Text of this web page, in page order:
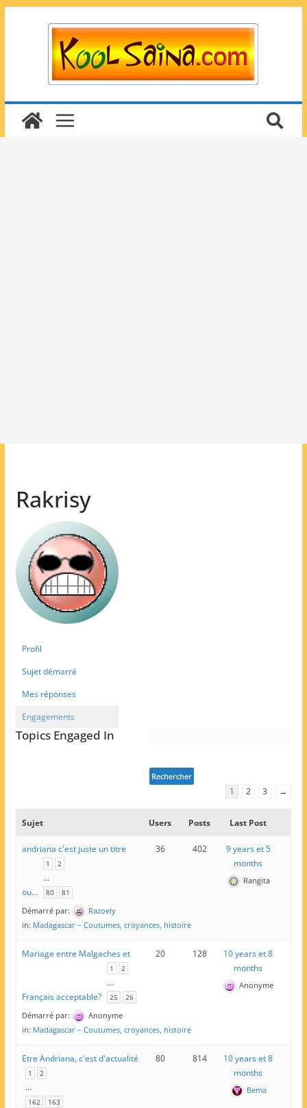
Rakrisy
Profil
Sujet démarré
Mes réponses
Engagements
Topics Engaged In
1 2 3 →
Sujet Users Posts Last Post
andriana c'est juste un titre
ou…
1 2
…
80 81
Démarré par:
Razoely
in: Madagascar – Coutumes, croyances, histoire
36 402
9 years et 5
months
Rangita
Mariage entre Malgaches et
Français acceptable?
1 2
…
25 26
Démarré par:
Anonyme
in: Madagascar – Coutumes, croyances, histoire
20 128
10 years et 8
months
Anonyme
Etre Andriana, c'est d'actualité
1 2
…
162 163
80 814
10 years et 8
months
Bema